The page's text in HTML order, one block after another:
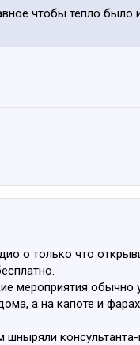
чтобы тепло было
о только что
мероприятия обычно
а на капоте и
консультанта-